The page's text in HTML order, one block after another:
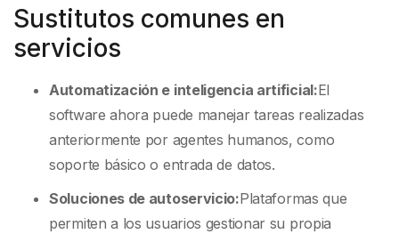
Sustitutos comunes en
servicios
Automatización e inteligencia artificial:El
software ahora puede manejar tareas realizadas
anteriormente por agentes humanos, como
soporte básico o entrada de datos.
Soluciones de autoservicio:Plataformas que
permiten a los usuarios gestionar su propia